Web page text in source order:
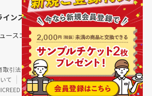
インストアについて
ースコラムご利用ガイド会社概要
CO.,LTD. All Rights Reserved.
取引法に基づく表記
個人情報保護方針
て
サイトマップ